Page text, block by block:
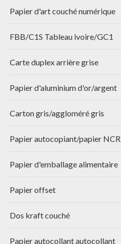
Papier d'art couché numérique
FBB/C1S Tableau ivoire/GC1
Carte duplex arrière grise
Papier d'aluminium d'or/argent
Carton gris/aggloméré gris
Papier autocopiant/papier NCR
Papier d'emballage alimentaire
Papier offset
Dos kraft couché
Papier autocollant autocollant